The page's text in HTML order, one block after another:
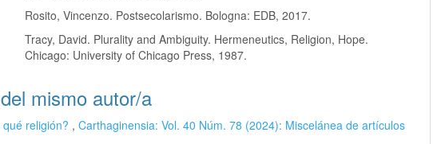
Rosito, Vincenzo. Postsecolarismo. Bologna: EDB, 2017.
Tracy, David. Plurality and Ambiguity. Hermeneutics, Religion, Hope.
Chicago: University of Chicago Press, 1987.
mismo autor/a
religión? , Carthaginensia: Vol. 40 Núm. 78 (2024): Miscelánea de artículos